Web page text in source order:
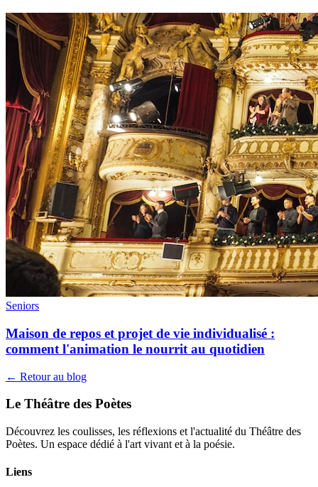
Seniors
Maison de repos et projet de vie individualisé :
comment l'animation le nourrit au quotidien
← Retour au blog
Le Théâtre des Poètes
Découvrez les coulisses, les réflexions et l'actualité du Théâtre des
Poètes. Un espace dédié à l'art vivant et à la poésie.
Liens